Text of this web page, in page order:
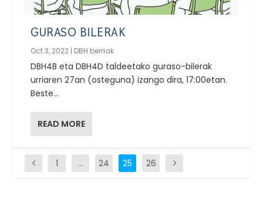
GURASO BILERAK
Oct 3, 2022 | DBH berriak
DBH4B eta DBH4D taldeetako guraso-bilerak
urriaren 27an (osteguna) izango dira, 17:00etan.
Beste...
READ MORE
1 … 24 25 26